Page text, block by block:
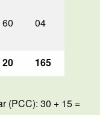
60 04
20 165
(PCC): 30 + 15 =